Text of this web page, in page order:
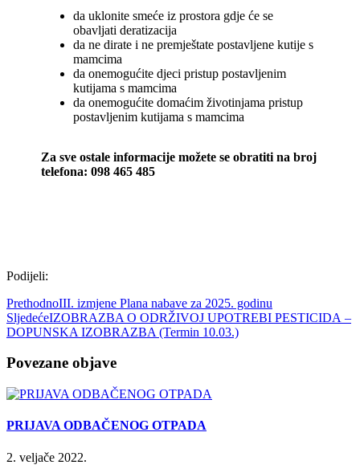
da uklonite smeće iz prostora gdje će se
obavljati deratizacija
da ne dirate i ne premještate postavljene kutije s
mamcima
da onemogućite djeci pristup postavljenim
kutijama s mamcima
da onemogućite domaćim životinjama pristup
postavljenim kutijama s mamcima
Za sve ostale informacije možete se obratiti na broj
telefona: 098 465 485
Podijeli:
PrethodnoIII. izmjene Plana nabave za 2025. godinu
SljedećeIZOBRAZBA O ODRŽIVOJ UPOTREBI PESTICIDA –
DOPUNSKA IZOBRAZBA (Termin 10.03.)
Povezane objave
PRIJAVA ODBAČENOG OTPADA
2. veljače 2022.